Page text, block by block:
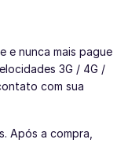
e nunca mais pague
3G / 4G /
com sua
Após a compra,